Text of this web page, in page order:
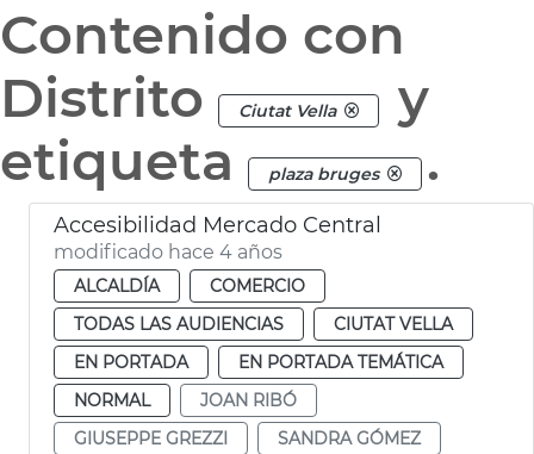
Contenido con
Distrito
Ciutat Vella
y
etiqueta
plaza bruges .
Accesibilidad Mercado Central
modificado hace 4 años
ALCALDÍA
COMERCIO
TODAS LAS AUDIENCIAS
CIUTAT VELLA
EN PORTADA
EN PORTADA TEMÁTICA
NORMAL
JOAN RIBÓ
GIUSEPPE GREZZI
SANDRA GÓMEZ